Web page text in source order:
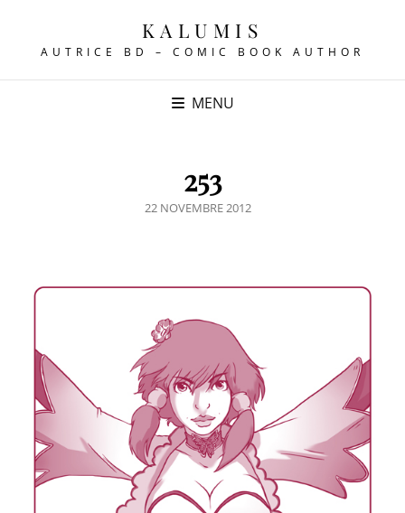
KALUMIS
AUTRICE BD – COMIC BOOK AUTHOR
MENU
253
POSTED
22 NOVEMBRE 2012